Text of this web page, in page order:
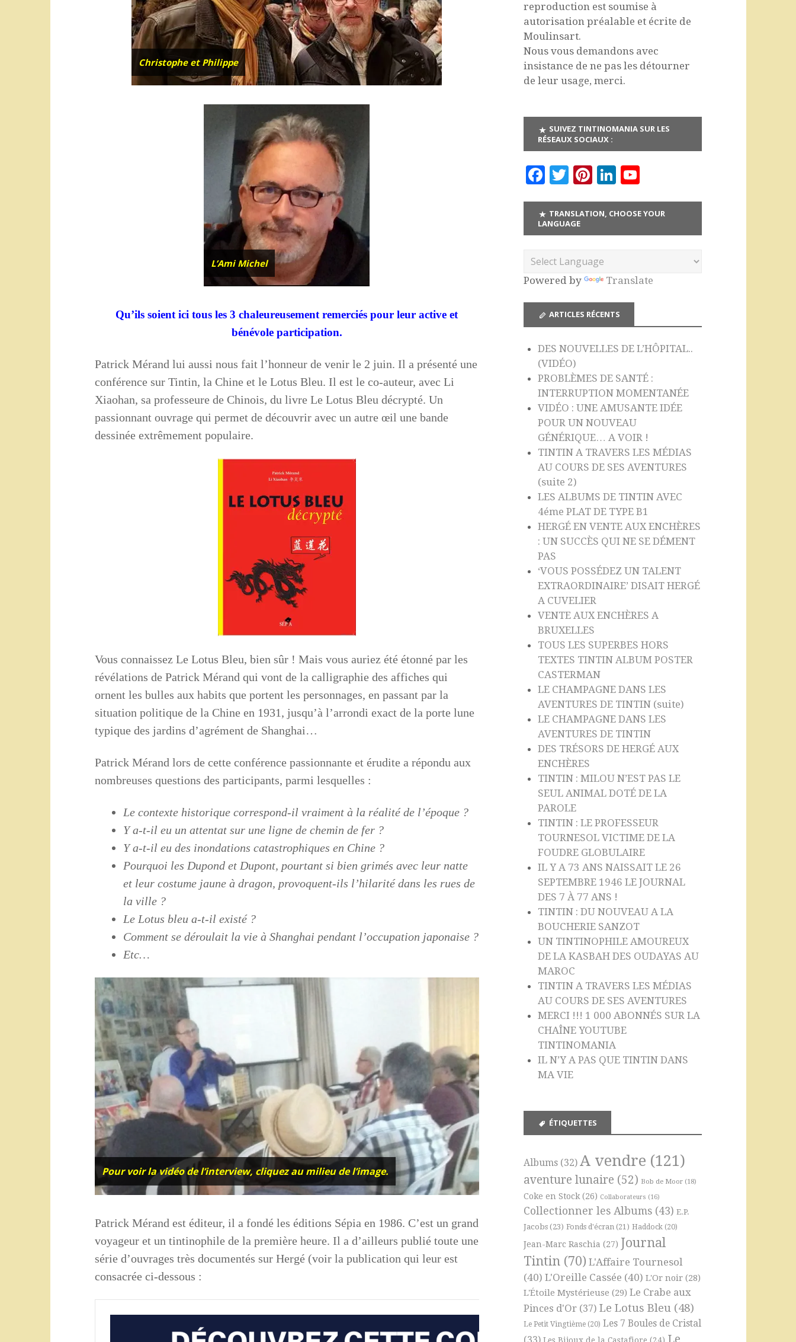
Christophe et Philippe
L’Ami Michel
Qu’ils soient ici tous les 3 chaleureusement remerciés pour leur active et
bénévole participation.
Patrick Mérand lui aussi nous fait l’honneur de venir le 2 juin. Il a présenté une
conférence sur Tintin, la Chine et le Lotus Bleu. Il est le co-auteur, avec Li
Xiaohan, sa professeure de Chinois, du livre Le Lotus Bleu décrypté. Un
passionnant ouvrage qui permet de découvrir avec un autre œil une bande
dessinée extrêmement populaire.
Vous connaissez Le Lotus Bleu, bien sûr ! Mais vous auriez été étonné par les
révélations de Patrick Mérand qui vont de la calligraphie des affiches qui
ornent les bulles aux habits que portent les personnages, en passant par la
situation politique de la Chine en 1931, jusqu’à l’arrondi exact de la porte lune
typique des jardins d’agrément de Shanghai…
Patrick Mérand lors de cette conférence passionnante et érudite a répondu aux
nombreuses questions des participants, parmi lesquelles :
Le contexte historique correspond-il vraiment à la réalité de l’époque ?
Y a-t-il eu un attentat sur une ligne de chemin de fer ?
Y a-t-il eu des inondations catastrophiques en Chine ?
Pourquoi les Dupond et Dupont, pourtant si bien grimés avec leur natte
et leur costume jaune à dragon, provoquent-ils l’hilarité dans les rues de
la ville ?
Le Lotus bleu a-t-il existé ?
Comment se déroulait la vie à Shanghai pendant l’occupation japonaise ?
Etc…
Pour voir la vidéo de l’interview, cliquez au milieu de l’image.
Patrick Mérand est éditeur, il a fondé les éditions Sépia en 1986. C’est un grand
voyageur et un tintinophile de la première heure. Il a d’ailleurs publié toute une
série d’ouvrages très documentés sur Hergé (voir la publication qui leur est
consacrée ci-dessous :
reproduction est soumise à
autorisation préalable et écrite de
Moulinsart.
Nous vous demandons avec
insistance de ne pas les détourner
de leur usage, merci.
SUIVEZ TINTINOMANIA SUR LES
RÉSEAUX SOCIAUX :
F
c
e
o
o
k
T
it
te
Pi
te
r
t
Li
k
e
u
T
e
h
a
n
el
TRANSLATION, CHOOSE YOUR
LANGUAGE
Powered by Translate
ARTICLES RÉCENTS
DES NOUVELLES DE L’HÔPITAL..
(VIDÉO)
PROBLÈMES DE SANTÉ :
INTERRUPTION MOMENTANÉE
VIDÉO : UNE AMUSANTE IDÉE
POUR UN NOUVEAU
GÉNÉRIQUE… A VOIR !
TINTIN A TRAVERS LES MÉDIAS
AU COURS DE SES AVENTURES
(suite 2)
LES ALBUMS DE TINTIN AVEC
4éme PLAT DE TYPE B1
HERGÉ EN VENTE AUX ENCHÈRES
: UN SUCCÈS QUI NE SE DÉMENT
PAS
‘VOUS POSSÉDEZ UN TALENT
EXTRAORDINAIRE’ DISAIT HERGÉ
A CUVELIER
VENTE AUX ENCHÈRES A
BRUXELLES
TOUS LES SUPERBES HORS
TEXTES TINTIN ALBUM POSTER
CASTERMAN
LE CHAMPAGNE DANS LES
AVENTURES DE TINTIN (suite)
LE CHAMPAGNE DANS LES
AVENTURES DE TINTIN
DES TRÉSORS DE HERGÉ AUX
ENCHÈRES
TINTIN : MILOU N’EST PAS LE
SEUL ANIMAL DOTÉ DE LA
PAROLE
TINTIN : LE PROFESSEUR
TOURNESOL VICTIME DE LA
FOUDRE GLOBULAIRE
IL Y A 73 ANS NAISSAIT LE 26
SEPTEMBRE 1946 LE JOURNAL
DES 7 À 77 ANS !
TINTIN : DU NOUVEAU A LA
BOUCHERIE SANZOT
UN TINTINOPHILE AMOUREUX
DE LA KASBAH DES OUDAYAS AU
MAROC
TINTIN A TRAVERS LES MÉDIAS
AU COURS DE SES AVENTURES
MERCI !!! 1 000 ABONNÉS SUR LA
CHAÎNE YOUTUBE
TINTINOMANIA
IL N’Y A PAS QUE TINTIN DANS
MA VIE
ÉTIQUETTES
Albums (32) A vendre (121)
aventure lunaire (52) Bob de Moor (18)
Coke en Stock(26) Collaborateurs (16)
Collectionner les Albums (43) E.P.
Jacobs (23) Fonds d'écran (21) Haddock (20)
Jean-Marc Raschia (27) Journal
Tintin (70) L'Affaire Tournesol
(40) L'Oreille Cassée (40) L'Or noir (28)
L'Étoile Mystérieuse (29) Le Crabe aux
Pinces d'Or (37) Le Lotus Bleu (48)
Le Petit Vingtième (20) Les 7 Boules de Cristal